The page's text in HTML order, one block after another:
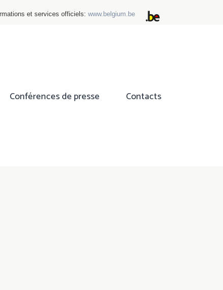
et services officiels: www.belgium.be
Conférences de presse Contacts